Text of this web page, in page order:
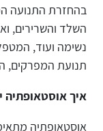
בהחזרת התנועה
השלד והשרירים,
נשימה ועוד,
תנועת המפרקים,
איך אוסטאופתיה
אוסטאופתיה